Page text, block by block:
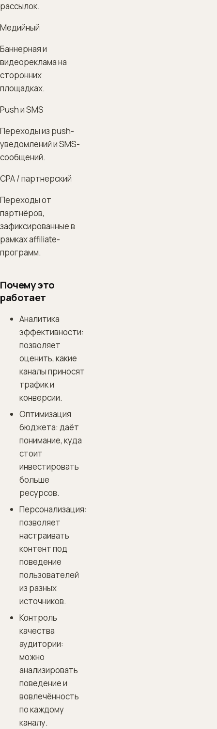
рассылок.
Медийный
Баннерная и
видеореклама на
сторонних
площадках.
Push и SMS
Переходы из push-
уведомлений и SMS-
сообщений.
CPA / партнерский
Переходы от
партнёров,
зафиксированные в
рамках affiliate-
программ.
Почему это
работает
Аналитика
эффективности:
позволяет
оценить, какие
каналы приносят
трафик и
конверсии.
Оптимизация
бюджета: даёт
понимание, куда
стоит
инвестировать
больше
ресурсов.
Персонализация:
позволяет
настраивать
контент под
поведение
пользователей
из разных
источников.
Контроль
качества
аудитории:
можно
анализировать
поведение и
вовлечённость
по каждому
каналу.